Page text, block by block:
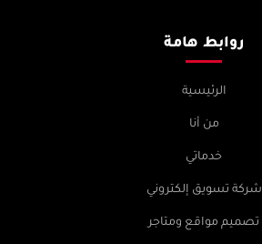
روابط هامة
الرئيسية
من أنا
خدماتي
شركة تسويق إلكتروني
تصميم مواقع ومتاجر